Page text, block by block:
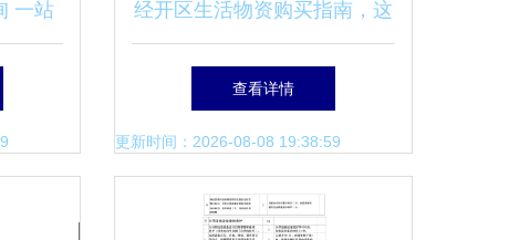
一站
家
经开区生活物资购买指南，这
些地方满足您的日常需求
查看详情
更新时间：2026-08-08 19:38:59